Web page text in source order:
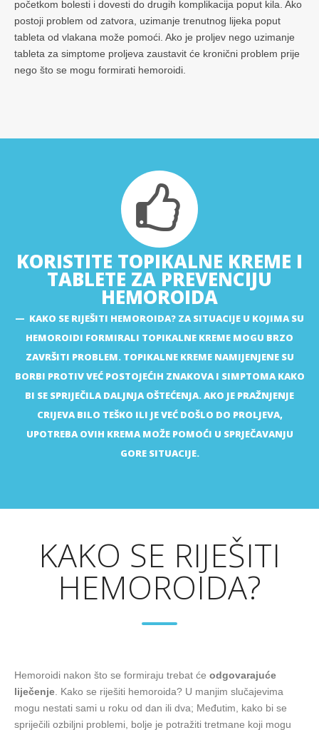
početkom bolesti i dovesti do drugih komplikacija poput kila. Ako
postoji problem od zatvora, uzimanje trenutnog lijeka poput
tableta od vlakana može pomoći. Ako je proljev nego uzimanje
tableta za simptome proljeva zaustavit će kronični problem prije
nego što se mogu formirati hemoroidi.
KORISTITE TOPIKALNE KREME I
TABLETE ZA PREVENCIJU
HEMOROIDA
KAKO SE RIJEŠITI HEMOROIDA? ZA SITUACIJE U KOJIMA SU
HEMOROIDI FORMIRALI TOPIKALNE KREME MOGU BRZO
ZAVRŠITI PROBLEM. TOPIKALNE KREME NAMIJENJENE SU
BORBI PROTIV VEĆ POSTOJEĆIH ZNAKOVA I SIMPTOMA KAKO
BI SE SPRIJEČILA DALJNJA OŠTEĆENJA. AKO JE PRAŽNJENJE
CRIJEVA BILO TEŠKO ILI JE VEĆ DOŠLO DO PROLJEVA,
UPOTREBA OVIH KREMA MOŽE POMOĆI U SPRJEČAVANJU
GORE SITUACIJE.
KAKO SE RIJEŠITI
HEMOROIDA?
Hemoroidi nakon što se formiraju trebat će odgovarajuće
liječenje . Kako se riješiti hemoroida? U manjim slučajevima
mogu nestati sami u roku od dan ili dva; Međutim, kako bi se
spriječili ozbiljni problemi, bolje je potražiti tretmane koji mogu